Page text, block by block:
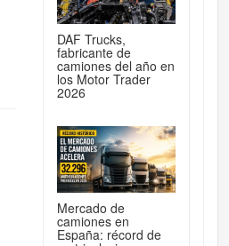
DAF Trucks,
fabricante de
camiones del año en
los Motor Trader
2026
Mercado de
camiones en
España: récord de